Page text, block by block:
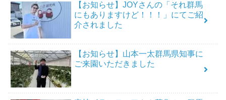
【お知らせ】JOYさんの「それ群馬
にもありますけど！！！」にてご紹
介されました
【お知らせ】山本一太群馬県知事に
ご来園いただきました